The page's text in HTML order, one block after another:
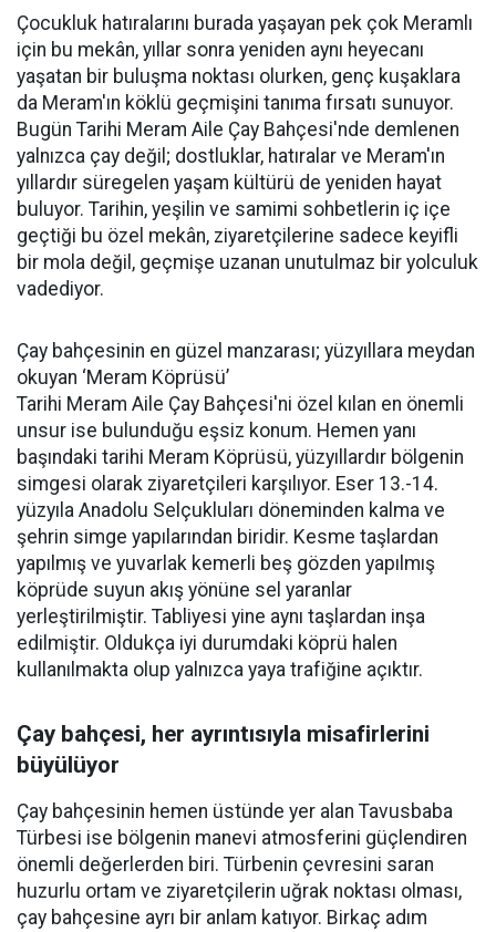
Çocukluk hatıralarını burada yaşayan pek çok Meramlı
için bu mekân, yıllar sonra yeniden aynı heyecanı
yaşatan bir buluşma noktası olurken, genç kuşaklara
da Meram'ın köklü geçmişini tanıma fırsatı sunuyor.
Bugün Tarihi Meram Aile Çay Bahçesi'nde demlenen
yalnızca çay değil; dostluklar, hatıralar ve Meram'ın
yıllardır süregelen yaşam kültürü de yeniden hayat
buluyor. Tarihin, yeşilin ve samimi sohbetlerin iç içe
geçtiği bu özel mekân, ziyaretçilerine sadece keyifli
bir mola değil, geçmişe uzanan unutulmaz bir yolculuk
vadediyor.
Çay bahçesinin en güzel manzarası; yüzyıllara meydan
okuyan ‘Meram Köprüsü’
Tarihi Meram Aile Çay Bahçesi'ni özel kılan en önemli
unsur ise bulunduğu eşsiz konum. Hemen yanı
başındaki tarihi Meram Köprüsü, yüzyıllardır bölgenin
simgesi olarak ziyaretçileri karşılıyor. Eser 13.-14.
yüzyıla Anadolu Selçukluları döneminden kalma ve
şehrin simge yapılarından biridir. Kesme taşlardan
yapılmış ve yuvarlak kemerli beş gözden yapılmış
köprüde suyun akış yönüne sel yaranlar
yerleştirilmiştir. Tabliyesi yine aynı taşlardan inşa
edilmiştir. Oldukça iyi durumdaki köprü halen
kullanılmakta olup yalnızca yaya trafiğine açıktır.
Çay bahçesi, her ayrıntısıyla misafirlerini
büyülüyor
Çay bahçesinin hemen üstünde yer alan Tavusbaba
Türbesi ise bölgenin manevi atmosferini güçlendiren
önemli değerlerden biri. Türbenin çevresini saran
huzurlu ortam ve ziyaretçilerin uğrak noktası olması,
çay bahçesine ayrı bir anlam katıyor. Birkaç adım